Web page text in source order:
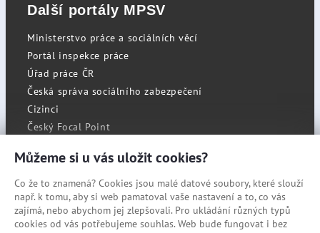
Další portály MPSV
Ministerstvo práce a sociálních věcí
Portál inspekce práce
Úřad práce ČR
Česká správa sociálního zabezpečení
Cizinci
Český Focal Point
RSS
Cookies
Prohlášení o přístupnosti
Můžeme si u vás uložit cookies?
Co že to znamená? Cookies jsou malé datové soubory, které slouží
např. k tomu, aby si web pamatoval vaše nastavení a to, co vás
zajímá, nebo abychom jej zlepšovali. Pro ukládání různých typů
cookies od vás potřebujeme souhlas. Web bude fungovat i bez